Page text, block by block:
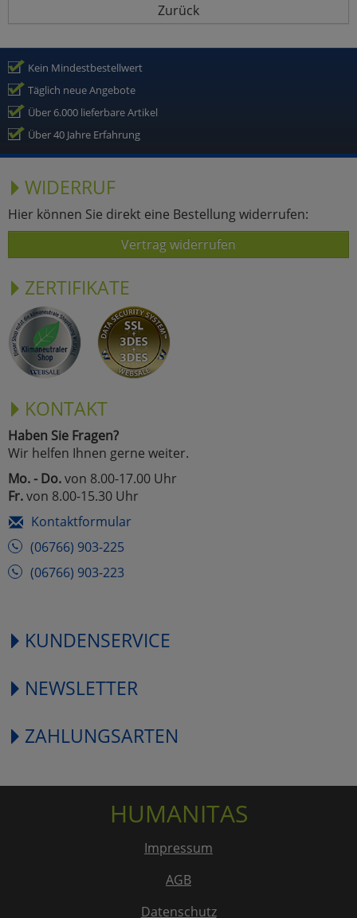
Zurück
Kein Mindestbestellwert
Täglich neue Angebote
Über 6.000 lieferbare Artikel
Über 40 Jahre Erfahrung
WIDERRUF
Hier können Sie direkt eine Bestellung widerrufen:
Vertrag widerrufen
ZERTIFIKATE
KONTAKT
Haben Sie Fragen?
Wir helfen Ihnen gerne weiter.
Mo. - Do.von 8.00-17.00 Uhr
Fr.von 8.00-15.30 Uhr
Kontaktformular
(06766) 903-225
(06766) 903-223
KUNDENSERVICE
NEWSLETTER
ZAHLUNGSARTEN
HUMANITAS
Impressum
AGB
Datenschutz